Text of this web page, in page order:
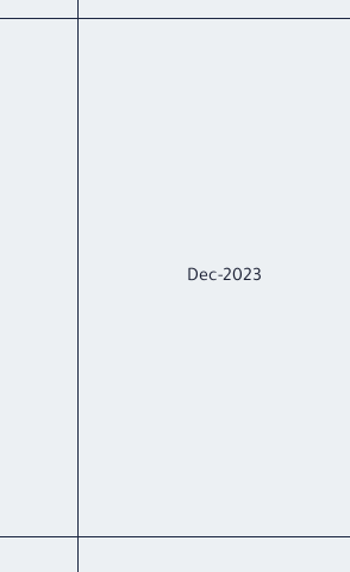
Dec-2023